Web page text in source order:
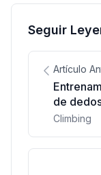
Seguir
Artículo
de
Climbing